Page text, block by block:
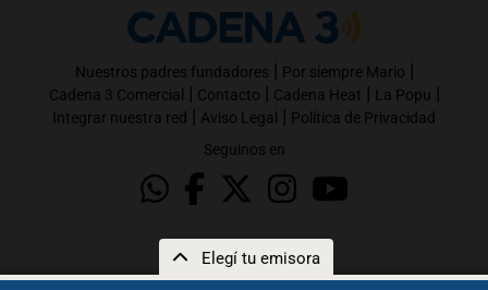
Elegí tu emisora
Nuestros padres fundadores | Por siempre Mario |
Cadena 3 Comercial | Contacto | Cadena Heat | La Popu |
Integrar nuestra red | Aviso Legal | Política de Privacidad
Seguinos en